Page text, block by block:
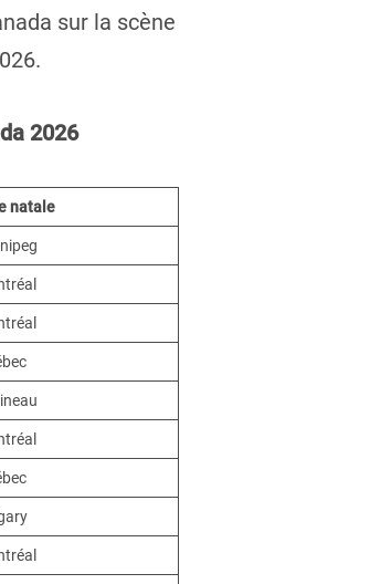
sur la scène
2026
natale